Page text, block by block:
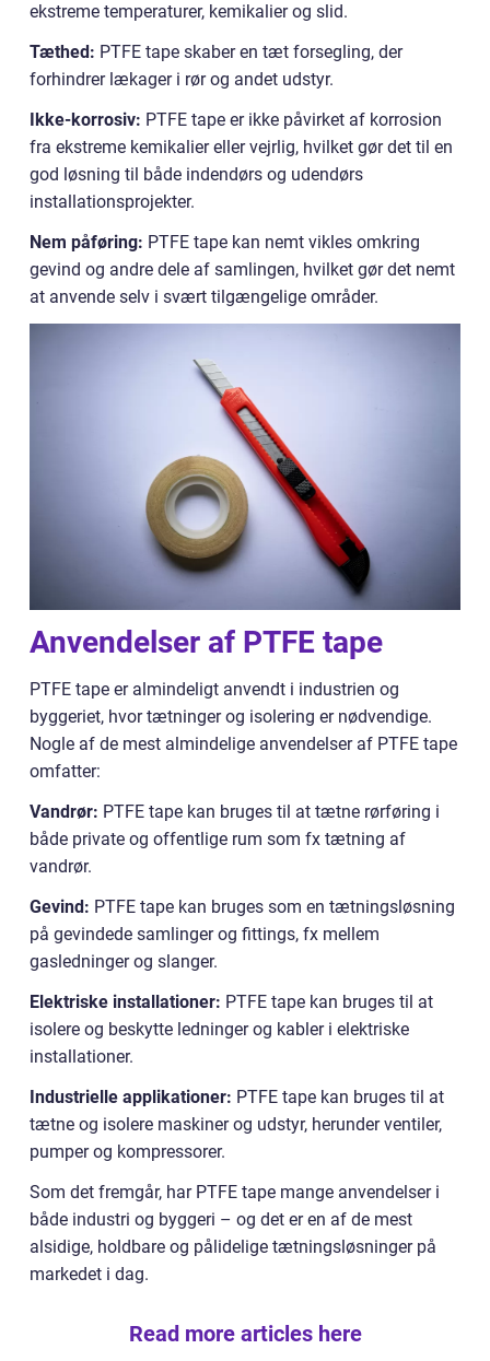
ekstreme temperaturer, kemikalier og slid.
Tæthed: PTFE tape skaber en tæt forsegling, der
forhindrer lækager i rør og andet udstyr.
Ikke-korrosiv: PTFE tape er ikke påvirket af korrosion
fra ekstreme kemikalier eller vejrlig, hvilket gør det til en
god løsning til både indendørs og udendørs
installationsprojekter.
Nem påføring: PTFE tape kan nemt vikles omkring
gevind og andre dele af samlingen, hvilket gør det nemt
at anvende selv i svært tilgængelige områder.
Anvendelser af PTFE tape
PTFE tape er almindeligt anvendt i industrien og
byggeriet, hvor tætninger og isolering er nødvendige.
Nogle af de mest almindelige anvendelser af PTFE tape
omfatter:
Vandrør: PTFE tape kan bruges til at tætne rørføring i
både private og offentlige rum som fx tætning af
vandrør.
Gevind: PTFE tape kan bruges som en tætningsløsning
på gevindede samlinger og fittings, fx mellem
gasledninger og slanger.
Elektriske installationer: PTFE tape kan bruges til at
isolere og beskytte ledninger og kabler i elektriske
installationer.
Industrielle applikationer: PTFE tape kan bruges til at
tætne og isolere maskiner og udstyr, herunder ventiler,
pumper og kompressorer.
Som det fremgår, har PTFE tape mange anvendelser i
både industri og byggeri – og det er en af de mest
alsidige, holdbare og pålidelige tætningsløsninger på
markedet i dag.
Read more articles here